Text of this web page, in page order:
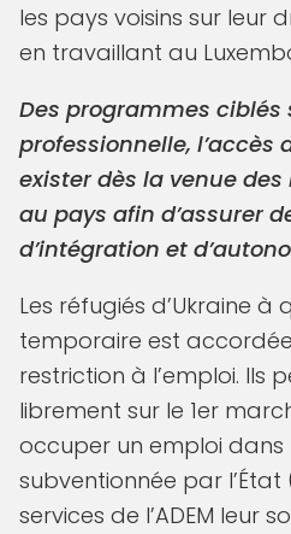
les pays voisins sur leur
en travaillant au
Des programmes
professionnelle, l’accès
exister dès la venue
au pays afin d’assurer
d’intégration et
Les réfugiés d’Ukraine
temporaire est
restriction à l’emploi. Ils
librement sur le 1er
occuper un emploi dans
subventionnée par l’État
services de l’ADEM leur